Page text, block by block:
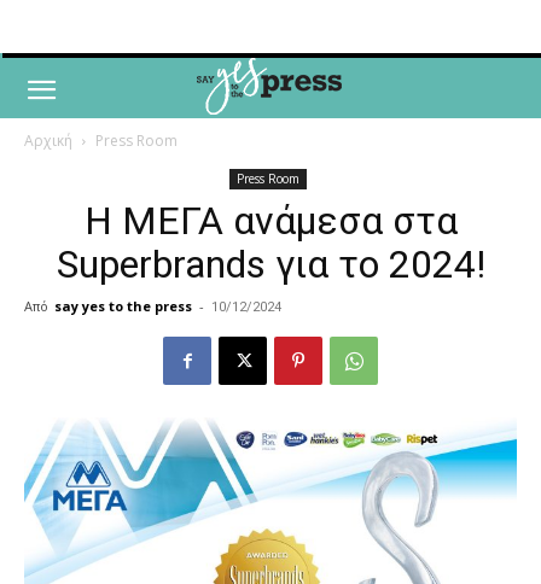
Αρχική Press Room
Press Room
H ΜΕΓΑ ανάμεσα στα
Superbrands για το 2024!
Από say yes to the press - 10/12/2024